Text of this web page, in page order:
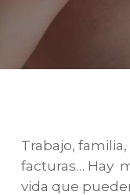
Trabajo,
facturas… Hay
vida que